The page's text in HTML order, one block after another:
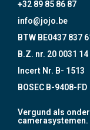
+32 89 85 86 87
info@jojo.be
BTW BE0437 837
B.Z. nr. 20 0031 14
Incert Nr. B- 1513
BOSEC B-9408-FD
Vergund als
camerasystemen.